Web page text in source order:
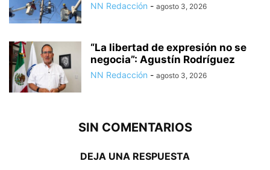
NN Redacción - agosto 3, 2026
“La libertad de expresión no se
negocia”: Agustín Rodríguez
NN Redacción - agosto 3, 2026
SIN COMENTARIOS
DEJA UNA RESPUESTA